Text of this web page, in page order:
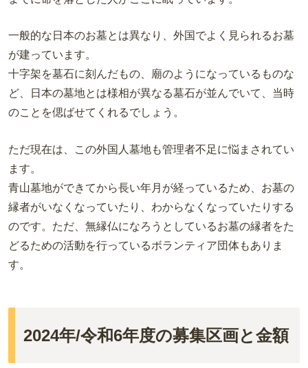
一般的な日本のお墓とは異なり、外国でよく見られるお墓
が建っています。
十字架を墓石に刻んだもの、廟のようになっているものな
ど、日本の墓地とは様相が異なる墓石が並んでいて、当時
のことを偲ばせてくれるでしょう。
ただ現在は、この外国人墓地も管理者不足に悩まされてい
ます。
青山墓地ができてから長い年月が経っているため、お墓の
縁者がいなくなっていたり、わからなくなっていたりする
のです。ただ、無縁仏になろうとしているお墓の縁者をた
どるための活動を行っているボランティア団体もありま
す。
2024年/令和6年度の募集区画と金額